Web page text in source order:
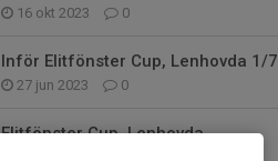
16 okt 2023 0
Inför Elitfönster Cup, Lenhovda 1/7
27 jun 2023 0
Elitfönster Cup, Lenhovda